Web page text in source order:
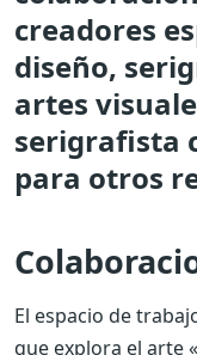
creadores
diseño,
artes
serigrafista
para otros
El espacio de
que explora el arte